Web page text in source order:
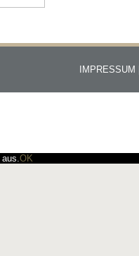
IMPRESSUM |
OK